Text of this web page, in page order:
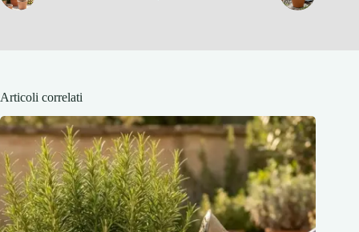
Articoli correlati